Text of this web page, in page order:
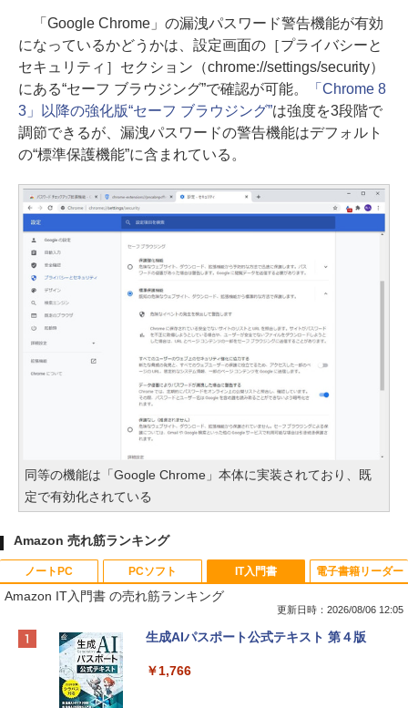
「Google Chrome」の漏洩パスワード警告機能が有効
になっているかどうかは、設定画面の［プライバシーと
セキュリティ］セクション（chrome://settings/security）
にある“セーフ ブラウジング”で確認が可能。
「Chrome 8
3」以降の強化版“セーフ ブラウジング”は強度を3段階で
調節できるが、漏洩パスワードの警告機能はデフォルト
の“標準保護機能”に含まれている。
同等の機能は「Google Chrome」本体に実装されており、既
定で有効化されている
Amazon 売れ筋ランキング
ノートPC
Apple 2026 MacBook Neo A18 Proチッ
e Intelligenceのために設計、Liquid Ret
PCソフト
Xbox プリペイドカード 10,000円 デジタ
ンラインコード]
IT入門書
Amazon IT入門書 の売れ筋ランキング
更新日時：2026/08/06 12:05
生成AIパスポート公式テキスト 第４版
￥1,766
電子書籍リーダー